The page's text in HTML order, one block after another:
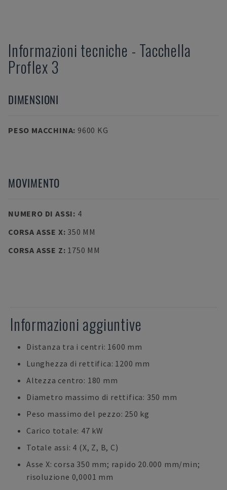
Informazioni tecniche - Tacchella
Proflex 3
DIMENSIONI
PESO MACCHINA: 9600 KG
MOVIMENTO
NUMERO DI ASSI: 4
CORSA ASSE X: 350 MM
CORSA ASSE Z: 1750 MM
Informazioni aggiuntive
Distanza tra i centri: 1600 mm
Lunghezza di rettifica: 1200 mm
Altezza centro: 180 mm
Diametro massimo di rettifica: 350 mm
Peso massimo del pezzo: 250 kg
Carico totale: 47 kW
Totale assi: 4 (X, Z, B, C)
Asse X: corsa 350 mm; rapido 20.000 mm/min;
risoluzione 0,0001 mm